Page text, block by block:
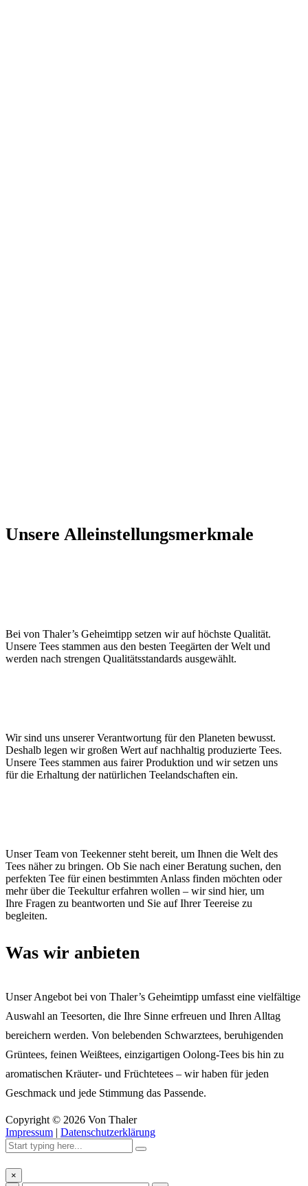
Unsere Alleinstellungsmerkmale
Bei von Thaler’s Geheimtipp setzen wir auf höchste Qualität.
Unsere Tees stammen aus den besten Teegärten der Welt und
werden nach strengen Qualitätsstandards ausgewählt.
Wir sind uns unserer Verantwortung für den Planeten bewusst.
Deshalb legen wir großen Wert auf nachhaltig produzierte Tees.
Unsere Tees stammen aus fairer Produktion und wir setzen uns
für die Erhaltung der natürlichen Teelandschaften ein.
Unser Team von Teekenner steht bereit, um Ihnen die Welt des
Tees näher zu bringen. Ob Sie nach einer Beratung suchen, den
perfekten Tee für einen bestimmten Anlass finden möchten oder
mehr über die Teekultur erfahren wollen – wir sind hier, um
Ihre Fragen zu beantworten und Sie auf Ihrer Teereise zu
begleiten.
Was wir anbieten
Unser Angebot bei von Thaler’s Geheimtipp umfasst eine vielfältige
Auswahl an Teesorten, die Ihre Sinne erfreuen und Ihren Alltag
bereichern werden. Von belebenden Schwarztees, beruhigenden
Grüntees, feinen Weißtees, einzigartigen Oolong-Tees bis hin zu
aromatischen Kräuter- und Früchtetees – wir haben für jeden
Geschmack und jede Stimmung das Passende.
Copyright © 2026 Von Thaler
Impressum | Datenschutzerklärung
×